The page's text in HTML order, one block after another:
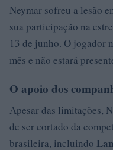
Neymar sofreu a lesão
sua participação na
13 de junho. O jogador
mês e não estará
O apoio dos
Apesar das limitações,
de ser cortado da
brasileira, incluindo